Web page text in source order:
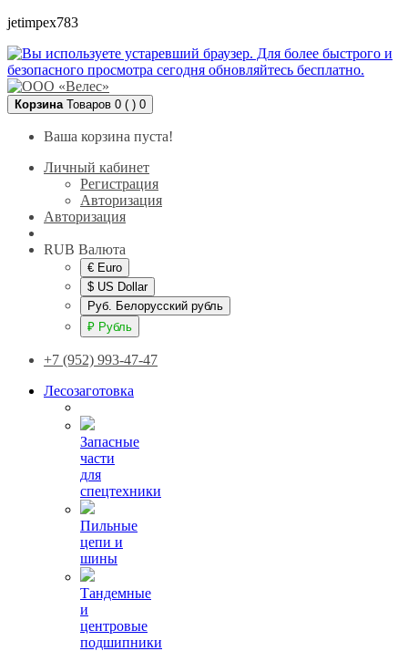
jetimpex783
Корзина Товаров 0 ( ) 0
Ваша корзина пуста!
Личный кабинет
Регистрация
Авторизация
Авторизация
RUB Валюта
€ Euro
$ US Dollar
Руб. Белорусский рубль
₽ Рубль
+7 (952) 993-47-47
Лесозаготовка
Запасные
части
для
спецтехники
Пильные
цепи и
шины
Тандемные
и
центровые
подшипники